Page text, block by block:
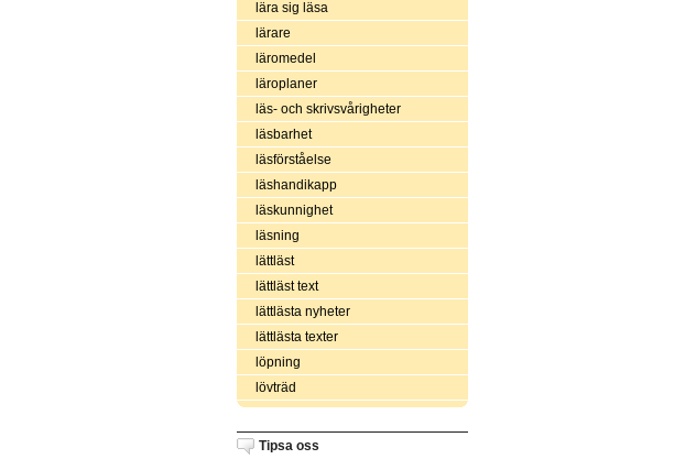
lära sig läsa
lärare
läromedel
läroplaner
läs- och skrivsvårigheter
läsbarhet
läsförståelse
läshandikapp
läskunnighet
läsning
lättläst
lättläst text
lättlästa nyheter
lättlästa texter
löpning
lövträd
Tipsa oss